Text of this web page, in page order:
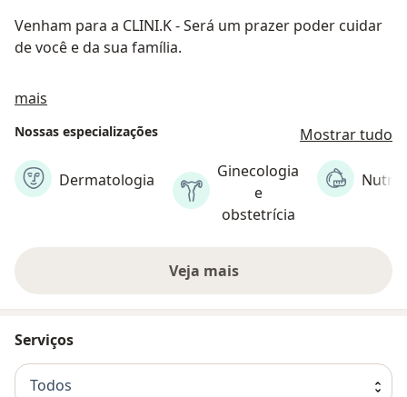
Venham para a CLINI.K - Será um prazer poder cuidar
de você e da sua família.
mais
Nossas especializações Mostrar tudo
Dermatologia
Ginecologia
e
obstetrícia
Veja mais
Serviços
Todos